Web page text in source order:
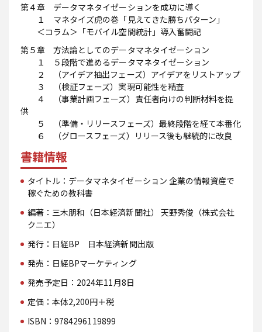
第４章 データマネタイゼーションを成功に導く
１ マネタイズ虎の巻「見えてきた勝ちパターン」
＜コラム＞「モバイル空間統計」導入奮闘記
第５章 方法論としてのデータマネタイゼーション
１ ５段階で進めるデータマネタイゼーション
２ （アイデア抽出フェーズ）アイデアをリストアップ
３ （検証フェーズ）実現可能性を精査
４ （事業計画フェーズ）責任者向けの判断材料を提
供
５ （準備・リリースフェーズ）最終段階を経て本番化
６ （グロースフェーズ）リリース後も継続的に改良
書籍情報
タイトル：データマネタイゼーション 企業の情報資産で
稼ぐための教科書
編著：三木朋和（日本経済新聞社） 天野秀俊（株式会社
クニエ）
発行：日経BP 日本経済新聞出版
発売：日経BPマーケティング
発売予定日：2024年11月8日
定価：本体2,200円＋税
ISBN：9784296119899